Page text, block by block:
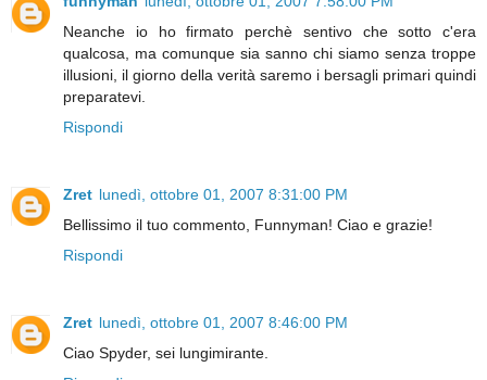
Neanche io ho firmato perchè sentivo che sotto c'era
qualcosa, ma comunque sia sanno chi siamo senza troppe
illusioni, il giorno della verità saremo i bersagli primari quindi
preparatevi.
Rispondi
Zret lunedì, ottobre 01, 2007 8:31:00 PM
Bellissimo il tuo commento, Funnyman! Ciao e grazie!
Rispondi
Zret lunedì, ottobre 01, 2007 8:46:00 PM
Ciao Spyder, sei lungimirante.